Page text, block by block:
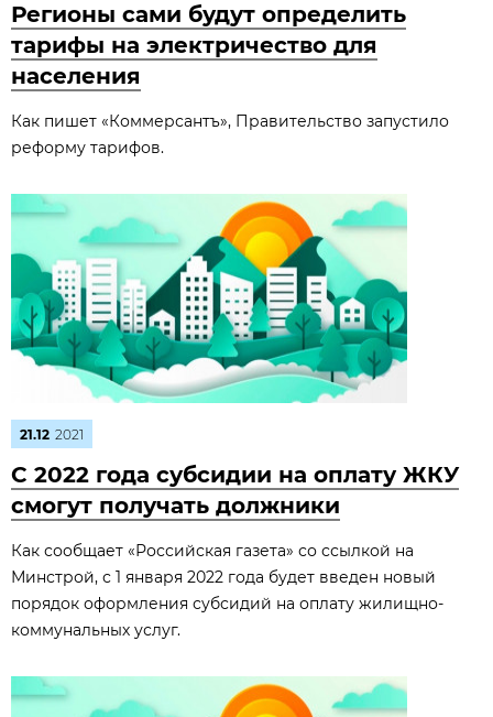
Регионы сами будут определить
тарифы на электричество для
населения
Как пишет «Коммерсантъ», Правительство запустило
реформу тарифов.
21.12 2021
С 2022 года субсидии на оплату ЖКУ
смогут получать должники
Как сообщает «Российская газета» со ссылкой на
Минстрой, с 1 января 2022 года будет введен новый
порядок оформления субсидий на оплату жилищно-
коммунальных услуг.